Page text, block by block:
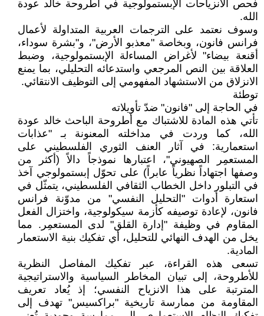
فحص الانزياحات الإبستمولوجية في أطروحة خالد عودة
الله.
وسوف نعتمد على الترجمات العربية المتداولة لأعمال
فرانس فانون، وبخاصة "معذبو الأرض"، و"بشرة سوداء،
أقنعة بيضاء" لأغراض المساءلة الإبستمولوجية، وضبط
العلاقة بين النص المرجعي واستدعائه التحليلي، بما يمنع
الانزلاق من الاستشهاد المفهومي إلى التوظيف الانتقائي.
توطئة
في الحاجة إلى "فانون" ضدّ تأويلاته
تأتي هذه المادة للاشتباك مع أطروحة الباحث خالد عودة
الله، كما وردت في مداخلته المعنونة بـ "عذابات
استعمارية: في آثار العنف الثوري الفلسطيني على
المستعمِر الصهيوني"، اعتبارها نموذجاً دالاً (أكثر من
وصفها اجتهاداً نظرياً عابراً) على تحوّل إبستمولوجي آخذ
في التبلور داخل الخطاب الثقافي الفلسطيني، يتمثّل في
استعارة أدوات "التحليل النفسي" من مدوّنة فرانس
فانون، لإعادة توصيفه كأزمة سيكولوجية، واختزال الفعل
المقاوم في وظيفة "إدارة القلق" لدى المستعمِر. مما
يخل من الهدف النهائي للتحليل، أي تفكيك بنية الاستعمار
المادية.
تسعى هذه القراءة، عبر تفكيك المفاصل النظرية
للأطروحة، إلى تبيان المخاطر السياسية والاستراتيجية
المترتبة على هذا الانزياح النفسي؛ إذ يُعاد تعريف
المقاومة من ممارسة تاريخية "براكسيس" تهدف إلى